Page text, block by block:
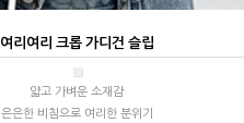
여리여리 크롭 가디건 슬립
■
얇고 가벼운 소재감
은은한 비침으로 여리한 분위기